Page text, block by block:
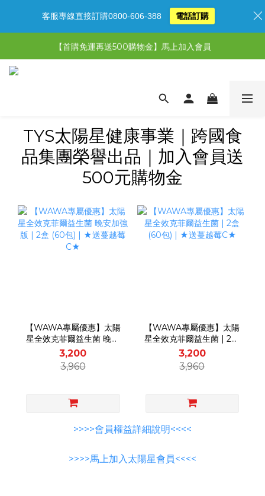
【限時特惠】全館滿1,000送500購物金！
【限時特惠】超值5選3，最高現省1,770元
【首購免運再送500購物金】馬上加入會員
TYS太陽星健康事業｜跨國食
品集團榮譽出品｜加入會員送
500元購物金
【WAWA專屬優惠】太陽
星全效克菲爾益生菌 晚安
加強版 | 2盒 (60包) | ★送
蔓越莓C★
3,200
3,960
【WAWA專屬優惠】太陽
星全效克菲爾益生菌 | 2盒
(60包) | ★送蔓越莓C★
3,200
3,960
>>>>會員權益詳細說明<<<<
>>>>馬上加入太陽星會員<<<<
客服專線直接訂購0800-606-388 電話訂購